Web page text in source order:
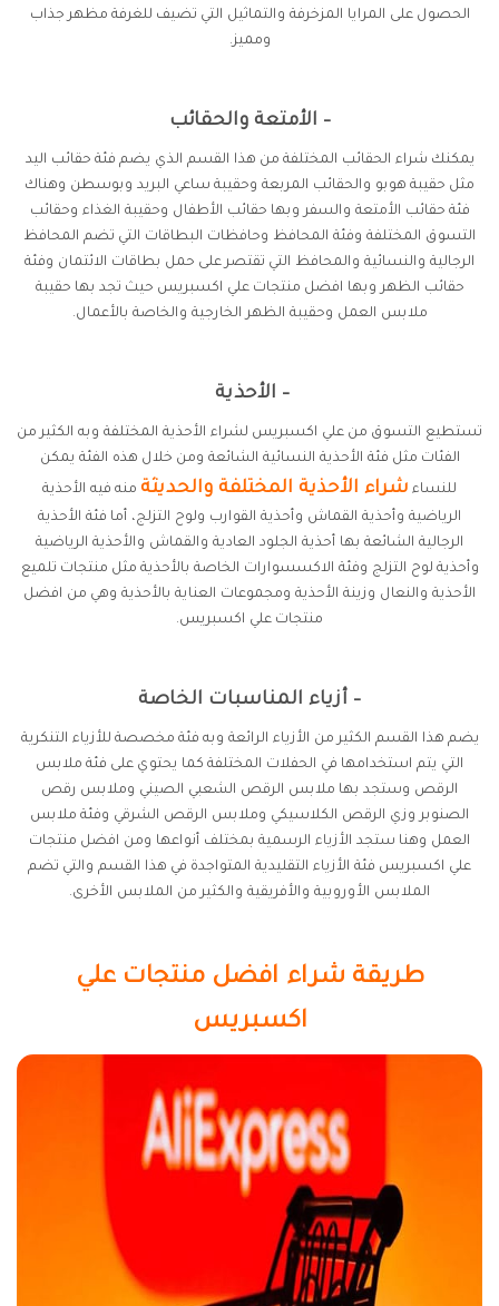
الحصول على المرايا المزخرفة والتماثيل التي تضيف للغرفة مظهر جذاب
ومميز.
– الأمتعة والحقائب
يمكنك شراء الحقائب المختلفة من هذا القسم الذي يضم فئة حقائب اليد
مثل حقيبة هوبو والحقائب المربعة وحقيبة ساعي البريد وبوسطن وهناك
فئة حقائب الأمتعة والسفر وبها حقائب الأطفال وحقيبة الغذاء وحقائب
التسوق المختلفة وفئة المحافظ وحافظات البطاقات التي تضم المحافظ
الرجالية والنسائية والمحافظ التي تقتصر على حمل بطاقات الائتمان وفئة
حقائب الظهر وبها افضل منتجات علي اكسبريس حيث تجد بها حقيبة
ملابس العمل وحقيبة الظهر الخارجية والخاصة بالأعمال.
– الأحذية
تستطيع التسوق من علي اكسبريس لشراء الأحذية المختلفة وبه الكثير من
الفئات مثل فئة الأحذية النسائية الشائعة ومن خلال هذه الفئة يمكن
للنساء شراء الأحذية المختلفة والحديثة منه فيه الأحذية
الرياضية وأحذية القماش وأحذية القوارب ولوح التزلج، أما فئة الأحذية
الرجالية الشائعة بها أحذية الجلود العادية والقماش والأحذية الرياضية
وأحذية لوح التزلج وفئة الاكسسوارات الخاصة بالأحذية مثل منتجات تلميع
الأحذية والنعال وزينة الأحذية ومجموعات العناية بالأحذية وهي من افضل
منتجات علي اكسبريس.
– أزياء المناسبات الخاصة
يضم هذا القسم الكثير من الأزياء الرائعة وبه فئة مخصصة للأزياء التنكرية
التي يتم استخدامها في الحفلات المختلفة كما يحتوي على فئة ملابس
الرقص وستجد بها ملابس الرقص الشعبي الصيني وملابس رقص
الصنوبر وزي الرقص الكلاسيكي وملابس الرقص الشرقي وفئة ملابس
العمل وهنا ستجد الأزياء الرسمية بمختلف أنواعها ومن افضل منتجات
علي اكسبريس فئة الأزياء التقليدية المتواجدة في هذا القسم والتي تضم
الملابس الأوروبية والأفريقية والكثير من الملابس الأخرى.
طريقة شراء افضل منتجات علي
اكسبريس